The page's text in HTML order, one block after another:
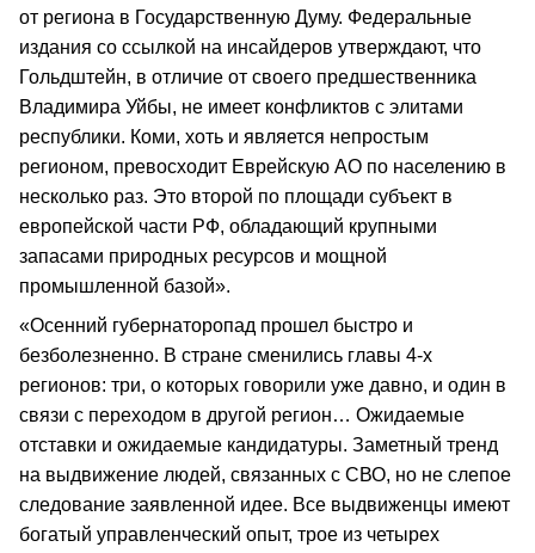
от региона в Государственную Думу. Федеральные
издания со ссылкой на инсайдеров утверждают, что
Гольдштейн, в отличие от своего предшественника
Владимира Уйбы, не имеет конфликтов с элитами
республики. Коми, хоть и является непростым
регионом, превосходит Еврейскую АО по населению в
несколько раз. Это второй по площади субъект в
европейской части РФ, обладающий крупными
запасами природных ресурсов и мощной
промышленной базой».
«Осенний губернаторопад прошел быстро и
безболезненно. В стране сменились главы 4-х
регионов: три, о которых говорили уже давно, и один в
связи с переходом в другой регион… Ожидаемые
отставки и ожидаемые кандидатуры. Заметный тренд
на выдвижение людей, связанных с СВО, но не слепое
следование заявленной идее. Все выдвиженцы имеют
богатый управленческий опыт, трое из четырех